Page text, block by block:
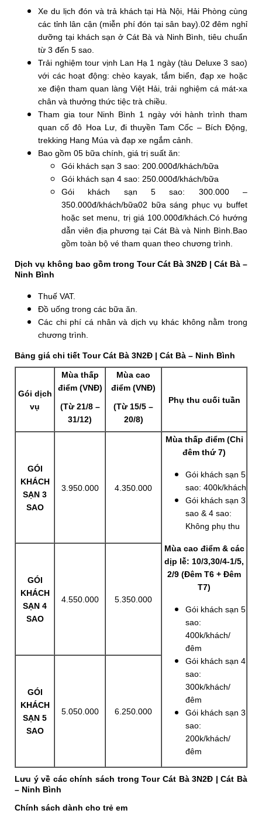
Xe du lịch đón và trả khách tại Hà Nội, Hải Phòng cùng
các tỉnh lân cận (miễn phí đón tại sân bay). 02 đêm nghỉ
dưỡng tại khách sạn ở Cát Bà và Ninh Bình, tiêu chuẩn
từ 3 đến 5 sao.
Trải nghiệm tour vịnh Lan Hạ 1 ngày (tàu Deluxe 3 sao)
với các hoạt động: chèo kayak, tắm biển, đạp xe hoặc
xe điện tham quan làng Việt Hải, trải nghiệm cá mát-xa
chân và thưởng thức tiệc trà chiều.
Tham gia tour Ninh Bình 1 ngày với hành trình tham
quan cố đô Hoa Lư, đi thuyền Tam Cốc – Bích Động,
trekking Hang Múa và đạp xe ngắm cảnh.
Bao gồm 05 bữa chính, giá trị suất ăn:
Gói khách sạn 3 sao: 200.000đ/khách/bữa
Gói khách sạn 4 sao: 250.000đ/khách/bữa
Gói khách sạn 5 sao: 300.000 –
350.000đ/khách/bữa02 bữa sáng phục vụ buffet
hoặc set menu, trị giá 100.000đ/khách. Có hướng
dẫn viên địa phương tại Cát Bà và Ninh Bình. Bao
gồm toàn bộ vé tham quan theo chương trình.
Dịch vụ không bao gồm trong Tour Cát Bà 3N2Đ | Cát Bà –
Ninh Bình
Thuế VAT.
Đồ uống trong các bữa ăn.
Các chi phí cá nhân và dịch vụ khác không nằm trong
chương trình.
Bảng giá chi tiết Tour Cát Bà 3N2Đ | Cát Bà – Ninh Bình
Gói dịch
vụ
Mùa thấp
điểm (VNĐ)
(Từ 21/8 –
31/12)
Mùa cao
điểm (VNĐ)
(Từ 15/5 –
20/8)
Phụ thu cuối tuần
GÓI
KHÁCH
SẠN 3
SAO
3.950.000 4.350.000
Mùa thấp điểm (Chỉ
đêm thứ 7)
Gói khách sạn 5
sao: 400k/khách
Gói khách sạn 3
sao & 4 sao:
Không phụ thu
Mùa cao điểm & các
dịp lễ: 10/3,30/4-1/5,
2/9 (Đêm T6 + Đêm
T7)
Gói khách sạn 5
sao:
400k/khách/
đêm
Gói khách sạn 4
sao:
300k/khách/
đêm
Gói khách sạn 3
sao:
200k/khách/
đêm
GÓI
KHÁCH
SẠN 4
SAO
4.550.000 5.350.000
GÓI
KHÁCH
SẠN 5
SAO
5.050.000 6.250.000
Lưu ý về các chính sách trong Tour Cát Bà 3N2Đ | Cát Bà
– Ninh Bình
Chính sách dành cho trẻ em